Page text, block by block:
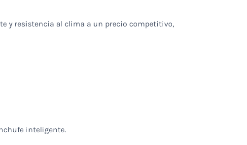
y resistencia al clima a un precio competitivo,
inteligente.